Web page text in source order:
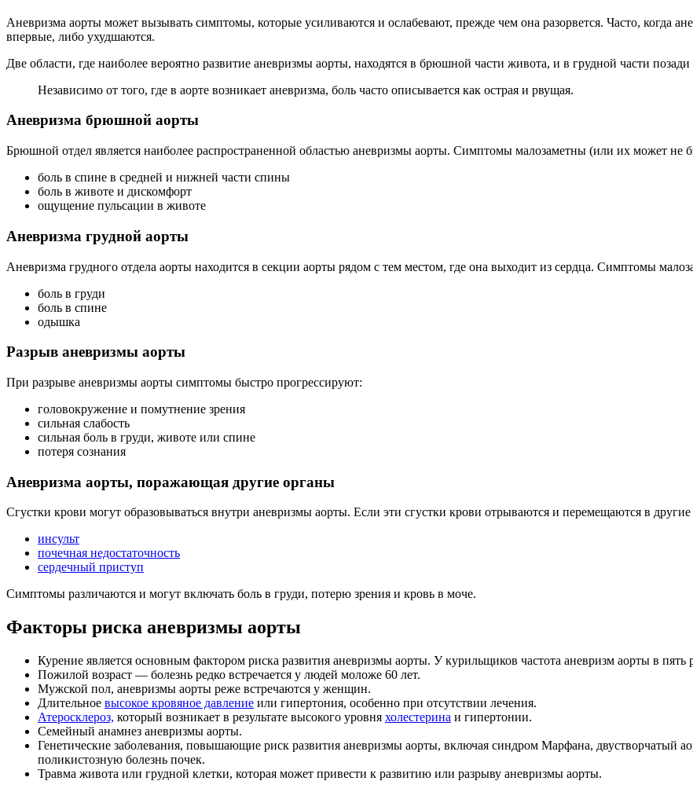
Аневризма аорты может вызывать симптомы, которые усиливаются и ослабевают, прежде чем она разорвется. Часто, когда
впервые, либо ухудшаются.
Две области, где наиболее вероятно развитие аневризмы аорты, находятся в брюшной части живота, и в грудной части позади
Независимо от того, где в аорте возникает аневризма, боль часто описывается как острая и рвущая.
Аневризма брюшной аорты
Брюшной отдел является наиболее распространенной областью аневризмы аорты. Симптомы малозаметны (или их может не
боль в спине в средней и нижней части спины
боль в животе и дискомфорт
ощущение пульсации в животе
Аневризма грудной аорты
Аневризма грудного отдела аорты находится в секции аорты рядом с тем местом, где она выходит из сердца. Симптомы
боль в груди
боль в спине
одышка
Разрыв аневризмы аорты
При разрыве аневризмы аорты симптомы быстро прогрессируют:
головокружение и помутнение зрения
сильная слабость
сильная боль в груди, животе или спине
потеря сознания
Аневризма аорты, поражающая другие органы
Сгустки крови могут образовываться внутри аневризмы аорты. Если эти сгустки крови отрываются и перемещаются в
инсульт
почечная недостаточность
сердечный приступ
Симптомы различаются и могут включать боль в груди, потерю зрения и кровь в моче.
Факторы риска аневризмы аорты
Курение является основным фактором риска развития аневризмы аорты. У курильщиков частота аневризм аорты в
Пожилой возраст — болезнь редко встречается у людей моложе 60 лет.
Мужской пол, аневризмы аорты реже встречаются у женщин.
Длительное высокое кровяное давление или гипертония, особенно при отсутствии лечения.
Атеросклероз, который возникает в результате высокого уровня холестерина и гипертонии.
Семейный анамнез аневризмы аорты.
Генетические заболевания, повышающие риск развития аневризмы аорты, включая синдром Марфана, двустворчатый
поликистозную болезнь почек.
Травма живота или грудной клетки, которая может привести к развитию или разрыву аневризмы аорты.